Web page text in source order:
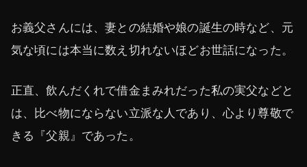
お義父さんには、妻との結婚や娘の誕生の時など、元
気な頃には本当に数え切れないほどお世話になった。
正直、飲んだくれで借金まみれだった私の実父などと
は、比べ物にならない立派な人であり、心より尊敬で
きる『父親』であった。